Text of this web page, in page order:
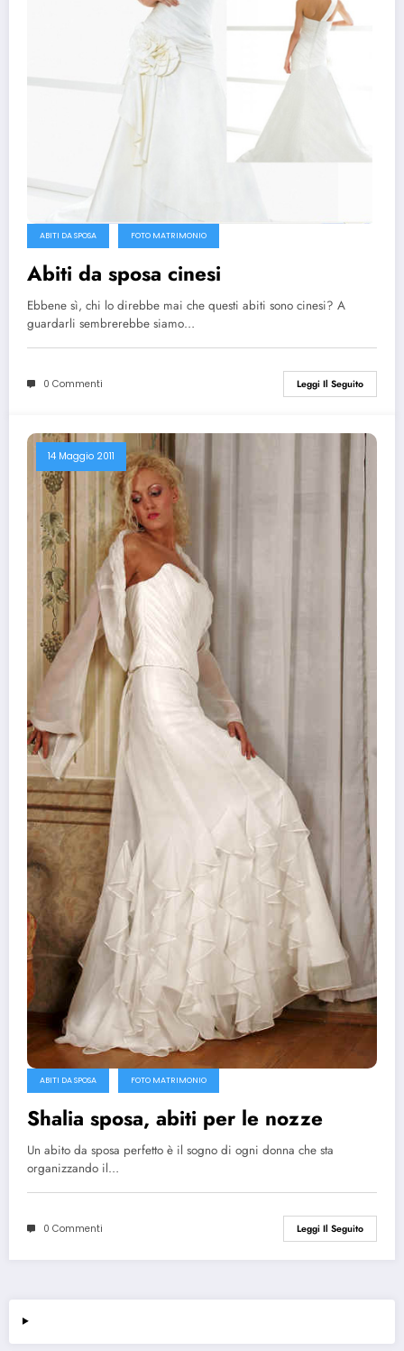
ABITI DA SPOSA FOTO MATRIMONIO
Abiti da sposa cinesi
Ebbene sì, chi lo direbbe mai che questi abiti sono cinesi? A
guardarli sembrerebbe siamo…
0 Commenti Leggi Il Seguito
14 Maggio 2011
ABITI DA SPOSA FOTO MATRIMONIO
Shalia sposa, abiti per le nozze
Un abito da sposa perfetto è il sogno di ogni donna che sta
organizzando il…
0 Commenti Leggi Il Seguito